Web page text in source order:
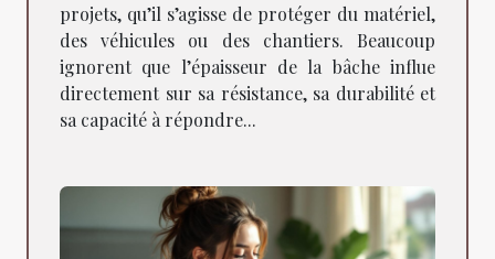
projets, qu’il s’agisse de protéger du matériel,
des véhicules ou des chantiers. Beaucoup
ignorent que l’épaisseur de la bâche influe
directement sur sa résistance, sa durabilité et
sa capacité à répondre...